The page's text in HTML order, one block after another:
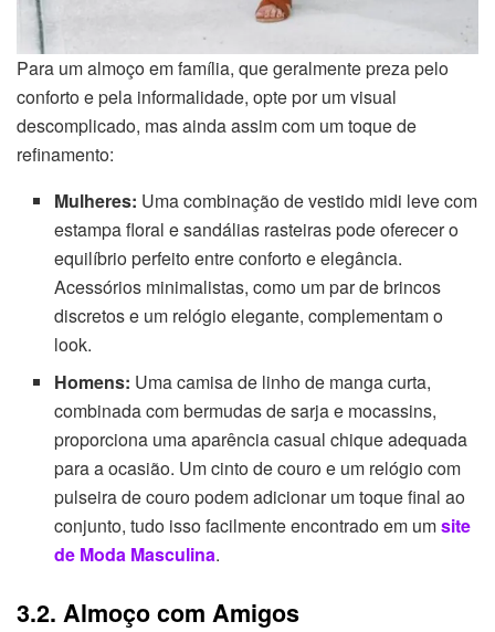
Para um almoço em família, que geralmente preza pelo
conforto e pela informalidade, opte por um visual
descomplicado, mas ainda assim com um toque de
refinamento:
Mulheres: Uma combinação de vestido midi leve com
estampa floral e sandálias rasteiras pode oferecer o
equilíbrio perfeito entre conforto e elegância.
Acessórios minimalistas, como um par de brincos
discretos e um relógio elegante, complementam o
look.
Homens: Uma camisa de linho de manga curta,
combinada com bermudas de sarja e mocassins,
proporciona uma aparência casual chique adequada
para a ocasião. Um cinto de couro e um relógio com
pulseira de couro podem adicionar um toque final ao
conjunto, tudo isso facilmente encontrado em umsite
de Moda Masculina.
3.2. Almoço com Amigos